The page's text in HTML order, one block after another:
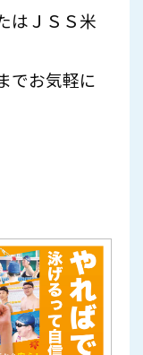
はＪＳＳ米
でお気軽に